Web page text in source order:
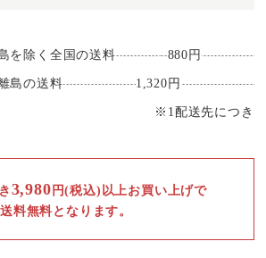
を除く全国の送料 880円
島の送料 1,320円
※1配送先につき
3,980 円(税込)以上お買い上げで
送料無料となります。